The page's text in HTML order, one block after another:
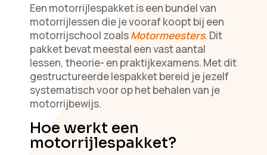
Een motorrijlespakket is een bundel van
motorrijlessen die je vooraf koopt bij een
motorrijschool zoalsMotormeesters. Dit
pakket bevat meestal een vast aantal
lessen, theorie- en praktijkexamens. Met dit
gestructureerde lespakket bereid je jezelf
systematisch voor op het behalen van je
motorrijbewijs.
Hoe werkt een
motorrijlespakket?